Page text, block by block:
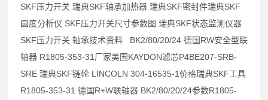
SKF压力开关 瑞典SKF轴承加热器 瑞典SKF密封件瑞典SKF
圆度分析仪 SKF压力开关尺寸参数图 瑞典SKF状态监测仪器
SKF压力开关 轴承技术资料 BK2/80/20/24 德国RW安全型联
轴器 R1805-353-31厂家美国KAYDON滤芯P4BE207-SRB-
SRE 瑞典SKF链轮 LINCOLN 304-16535-1价格瑞典SKF工具
R1805-353-31 德国R+W联轴器 BK2/80/20/24参数R1805-